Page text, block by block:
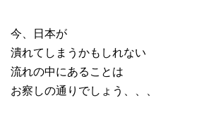
今、日本が
潰れてしまうかもしれない
流れの中にあることは
お察しの通りでしょう、、、